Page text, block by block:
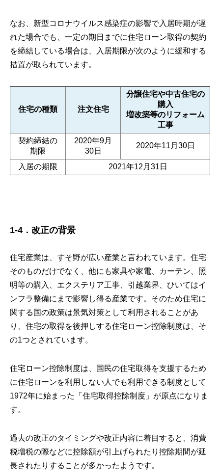
なお、新型コロナウイルス感染症の影響で入居時期が遅
れた場合でも、一定の期日までに住宅ローン取得の契約
を締結している場合は、入居期限が次のように緩和する
措置が取られています。
住宅の種類 注文住宅
分譲住宅や中古住宅の
購入
増改築等のリフォーム
工事
契約締結の
期限
2020年9月
30日
2020年11月30日
入居の期限 2021年12月31日
1-4．改正の背景
住宅産業は、すそ野が広い産業と言われています。住宅
そのものだけでなく、他にも家具や家電、カーテン、照
明等の購入、エクステリア工事、引越業界、ひいてはイ
ンフラ整備にまで影響し得る産業です。そのため住宅に
関する国の政策は景気対策として利用されることがあ
り、住宅の取得を後押しする住宅ローン控除制度は、そ
の1つとされています。
住宅ローン控除制度は、国民の住宅取得を支援するため
に住宅ローンを利用しない人でも利用できる制度として
1972年に始まった「住宅取得控除制度」が原点になりま
す。
過去の改正のタイミングや改正内容に着目すると、消費
税増税の際などに控除額が引上げられたり控除期間が延
長されたりすることが多かったようです。